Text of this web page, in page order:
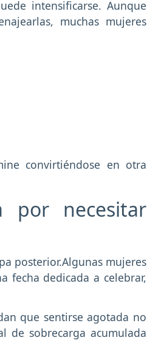
intensificarse. Aunque
muchas mujeres
convirtiéndose en otra
por necesitar
posterior.Algunas mujeres
fecha dedicada a celebrar,
que sentirse agotada no
de sobrecarga acumulada